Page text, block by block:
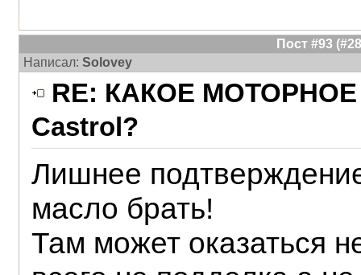
Пост #93
Написал: Solovey
RE: КАКОЕ
Castrol?
Лишнее
масло брать!
Там может оказаться